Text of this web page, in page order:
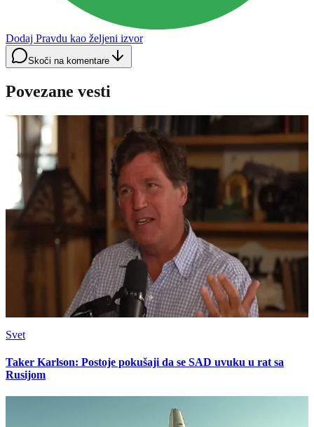
Dodaj Pravdu kao željeni izvor
Skoči na komentare
Povezane vesti
Svet
Taker Karlson: Postoje pokušaji da se SAD uvuku u rat sa
Rusijom